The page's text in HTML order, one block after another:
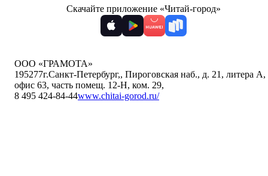
Скачайте приложение «Читай-город»
ООО «ГРАМОТА»
195277г.Санкт-Петербург,, Пироговская наб., д. 21, литера А,
офис 63, часть помещ. 12-Н, ком. 29,
8 495 424-84-44www.chitai-gorod.ru/